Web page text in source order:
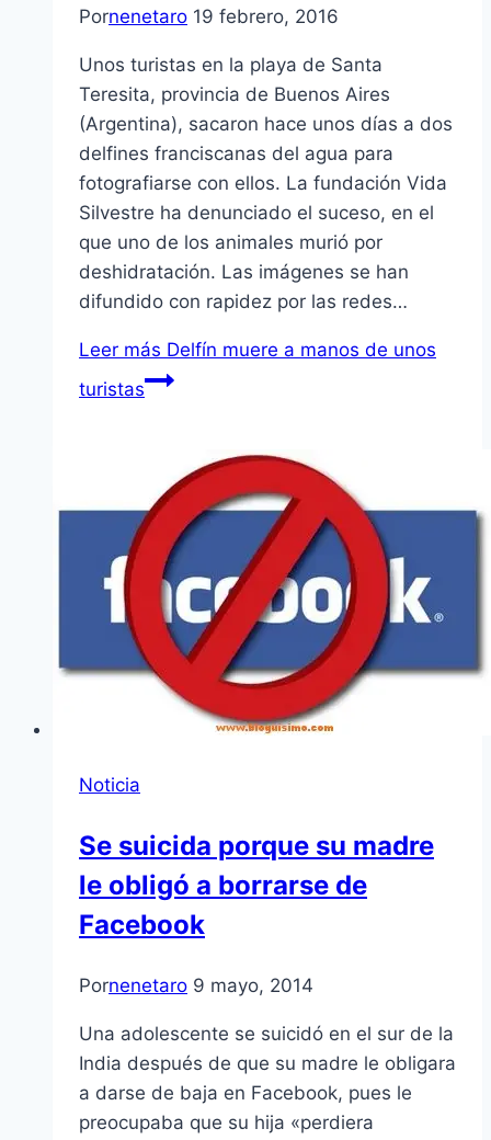
Pornenetaro 19 febrero, 2016
Unos turistas en la playa de Santa
Teresita, provincia de Buenos Aires
(Argentina), sacaron hace unos días a dos
delfines franciscanas del agua para
fotografiarse con ellos. La fundación Vida
Silvestre ha denunciado el suceso, en el
que uno de los animales murió por
deshidratación. Las imágenes se han
difundido con rapidez por las redes…
Leer más Delfín muere a manos de unos
turistas
Noticia
Se suicida porque su madre
le obligó a borrarse de
Facebook
Pornenetaro 9 mayo, 2014
Una adolescente se suicidó en el sur de la
India después de que su madre le obligara
a darse de baja en Facebook, pues le
preocupaba que su hija «perdiera